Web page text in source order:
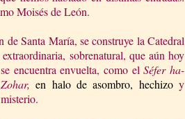
Moisés de León.
de Santa María, se construye la Catedral
sobrenatural, que aún hoy
se encuentra envuelta, como elSéfer ha-
Zohar, en halo de asombro, hechizoy
misterio.